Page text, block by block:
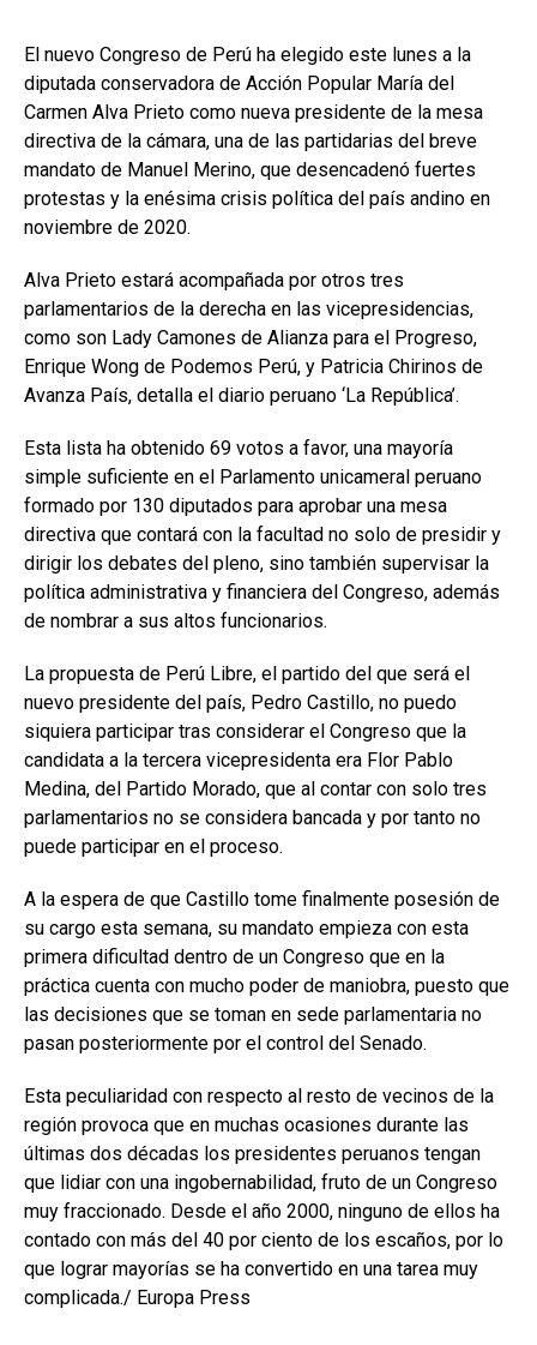
El nuevo Congreso de Perú ha elegido este lunes a la
diputada conservadora de Acción Popular María del
Carmen Alva Prieto como nueva presidente de la mesa
directiva de la cámara, una de las partidarias del breve
mandato de Manuel Merino, que desencadenó fuertes
protestas y la enésima crisis política del país andino en
noviembre de 2020.
Alva Prieto estará acompañada por otros tres
parlamentarios de la derecha en las vicepresidencias,
como son Lady Camones de Alianza para el Progreso,
Enrique Wong de Podemos Perú, y Patricia Chirinos de
Avanza País, detalla el diario peruano ‘La República’.
Esta lista ha obtenido 69 votos a favor, una mayoría
simple suficiente en el Parlamento unicameral peruano
formado por 130 diputados para aprobar una mesa
directiva que contará con la facultad no solo de presidir y
dirigir los debates del pleno, sino también supervisar la
política administrativa y financiera del Congreso, además
de nombrar a sus altos funcionarios.
La propuesta de Perú Libre, el partido del que será el
nuevo presidente del país, Pedro Castillo, no puedo
siquiera participar tras considerar el Congreso que la
candidata a la tercera vicepresidenta era Flor Pablo
Medina, del Partido Morado, que al contar con solo tres
parlamentarios no se considera bancada y por tanto no
puede participar en el proceso.
A la espera de que Castillo tome finalmente posesión de
su cargo esta semana, su mandato empieza con esta
primera dificultad dentro de un Congreso que en la
práctica cuenta con mucho poder de maniobra, puesto que
las decisiones que se toman en sede parlamentaria no
pasan posteriormente por el control del Senado.
Esta peculiaridad con respecto al resto de vecinos de la
región provoca que en muchas ocasiones durante las
últimas dos décadas los presidentes peruanos tengan
que lidiar con una ingobernabilidad, fruto de un Congreso
muy fraccionado. Desde el año 2000, ninguno de ellos ha
contado con más del 40 por ciento de los escaños, por lo
que lograr mayorías se ha convertido en una tarea muy
complicada./ Europa Press